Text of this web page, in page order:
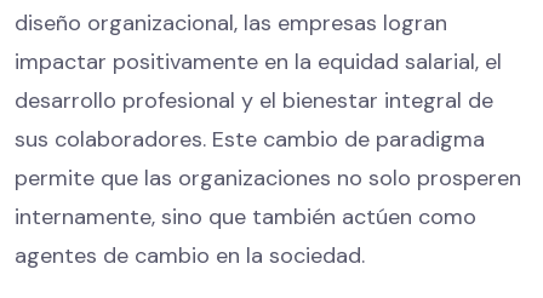
diseño organizacional, las empresas logran
impactar positivamente en la equidad salarial, el
desarrollo profesional y el bienestar integral de
sus colaboradores. Este cambio de paradigma
permite que las organizaciones no solo prosperen
internamente, sino que también actúen como
agentes de cambio en la sociedad.